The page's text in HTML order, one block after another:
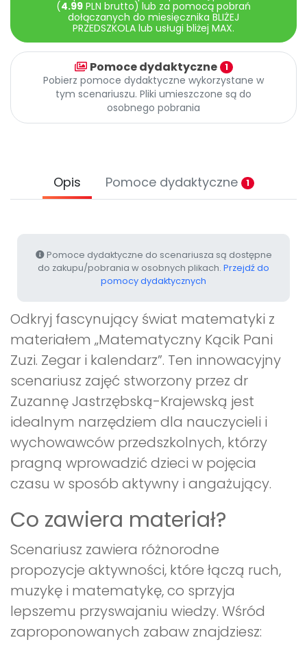
Archiwalne numery
Pomoc
Promocje
(4.99 PLN brutto) lub za pomocą pobrań
dołączanych do miesięcznika BLIŻEJ
PRZEDSZKOLA lub usługi bliżej MAX.
Pomoce dydaktyczne 1
Pobierz pomoce dydaktyczne wykorzystane w
tym scenariuszu. Pliki umieszczone są do
osobnego pobrania
Opis Pomoce dydaktyczne 1
Pomoce dydaktyczne do scenariusza są dostępne
do zakupu/pobrania w osobnych plikach. Przejdź do
pomocy dydaktycznych
Odkryj fascynujący świat matematyki z
materiałem „Matematyczny Kącik Pani
Zuzi. Zegar i kalendarz”. Ten innowacyjny
scenariusz zajęć stworzony przez dr
Zuzannę Jastrzębską-Krajewską jest
idealnym narzędziem dla nauczycieli i
wychowawców przedszkolnych, którzy
pragną wprowadzić dzieci w pojęcia
czasu w sposób aktywny i angażujący.
Co zawiera materiał?
Scenariusz zawiera różnorodne
propozycje aktywności, które łączą ruch,
muzykę i matematykę, co sprzyja
lepszemu przyswajaniu wiedzy. Wśród
zaproponowanych zabaw znajdziesz: